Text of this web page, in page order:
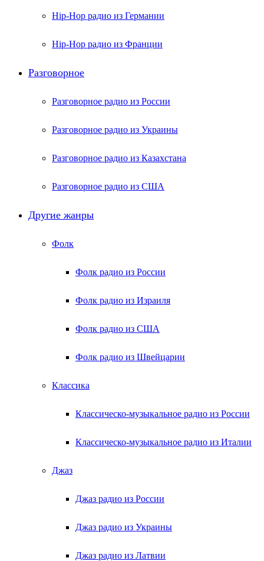
Hip-Hop радио из Германии
Hip-Hop радио из Франции
Разговорное
Разговорное радио из России
Разговорное радио из Украины
Разговорное радио из Казахстана
Разговорное радио из США
Другие жанры
Фолк
Фолк радио из России
Фолк радио из Израиля
Фолк радио из США
Фолк радио из Швейцарии
Классика
Классическо-музыкальное радио из России
Классическо-музыкальное радио из Италии
Джаз
Джаз радио из России
Джаз радио из Украины
Джаз радио из Латвии